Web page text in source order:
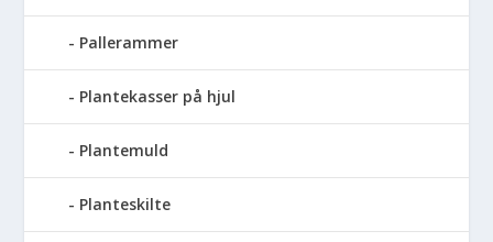
Pallerammer
Plantekasser på hjul
Plantemuld
Planteskilte